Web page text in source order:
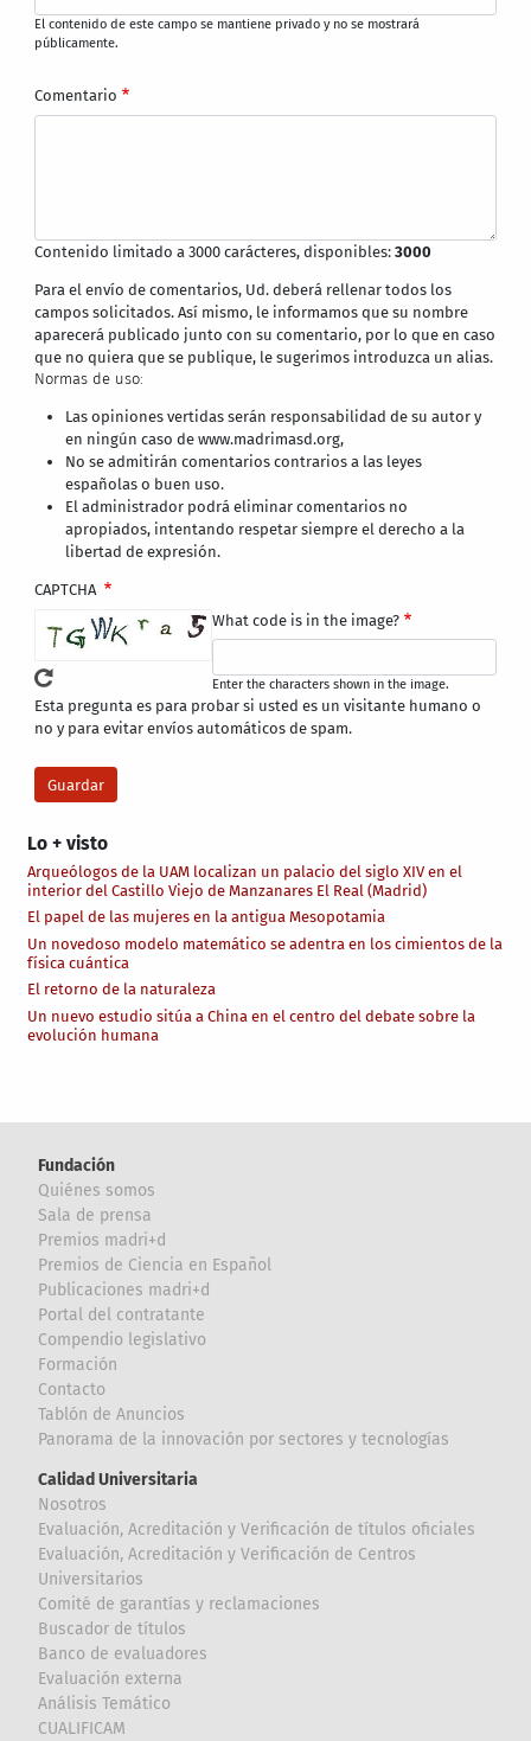
Lo + visto
Arqueólogos de la UAM localizan un palacio del siglo XIV en el
interior del Castillo Viejo de Manzanares El Real (Madrid)
El papel de las mujeres en la antigua Mesopotamia
Un novedoso modelo matemático se adentra en los cimientos de la
física cuántica
El retorno de la naturaleza
Un nuevo estudio sitúa a China en el centro del debate sobre la
evolución humana
El contenido de este campo se mantiene privado y no se mostrará
públicamente.
Comentario
Contenido limitado a 3000 carácteres, disponibles:3000
Para el envío de comentarios, Ud. deberá rellenar todos los
campos solicitados. Así mismo, le informamos que su nombre
aparecerá publicado junto con su comentario, por lo que en caso
que no quiera que se publique, le sugerimos introduzca un alias.
Normas de uso:
Las opiniones vertidas serán responsabilidad de su autor y
en ningún caso de www.madrimasd.org,
No se admitirán comentarios contrarios a las leyes
españolas o buen uso.
El administrador podrá eliminar comentarios no
apropiados, intentando respetar siempre el derecho a la
libertad de expresión.
CAPTCHA
What code is in the image?
Enter the characters shown in the image.
Esta pregunta es para probar si usted es un visitante humano o
no y para evitar envíos automáticos de spam.
Fundación
Quiénes somos
Sala de prensa
Premios madri+d
Premios de Ciencia en Español
Publicaciones madri+d
Portal del contratante
Compendio legislativo
Formación
Contacto
Tablón de Anuncios
Panorama de la innovación por sectores y tecnologías
Calidad Universitaria
Nosotros
Evaluación, Acreditación y Verificación de títulos oficiales
Evaluación, Acreditación y Verificación de Centros
Universitarios
Comité de garantías y reclamaciones
Buscador de títulos
Banco de evaluadores
Evaluación externa
Análisis Temático
CUALIFICAM